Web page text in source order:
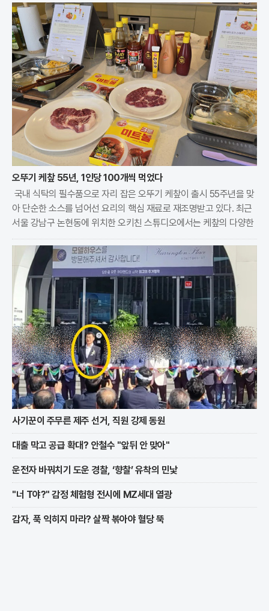
오뚜기 케챂 55년, 1인당 100개씩 먹었다
국내 식탁의 필수품으로 자리 잡은 오뚜기 케챂이 출시 55주년을 맞
아 단순한 소스를 넘어선 요리의 핵심 재료로 재조명받고 있다. 최근
서울 강남구 논현동에 위치한 오키친 스튜디오에서는 케챂의 다양한
변신을 직접 체험하는 특별한 요리 수업이 진행됐다. 이번 행사는 19
70년대 출시 이후 한국인의 입맛을 사로잡으며
사기꾼이 주무른 제주 선거, 직원 강제 동원
대출 막고 공급 확대? 안철수 "앞뒤 안 맞아"
운전자 바꿔치기 도운 경찰, ‘향찰’ 유착의 민낯
"너 T야?" 감정 체험형 전시에 MZ세대 열광
감자, 푹 익히지 마라? 살짝 볶아야 혈당 뚝